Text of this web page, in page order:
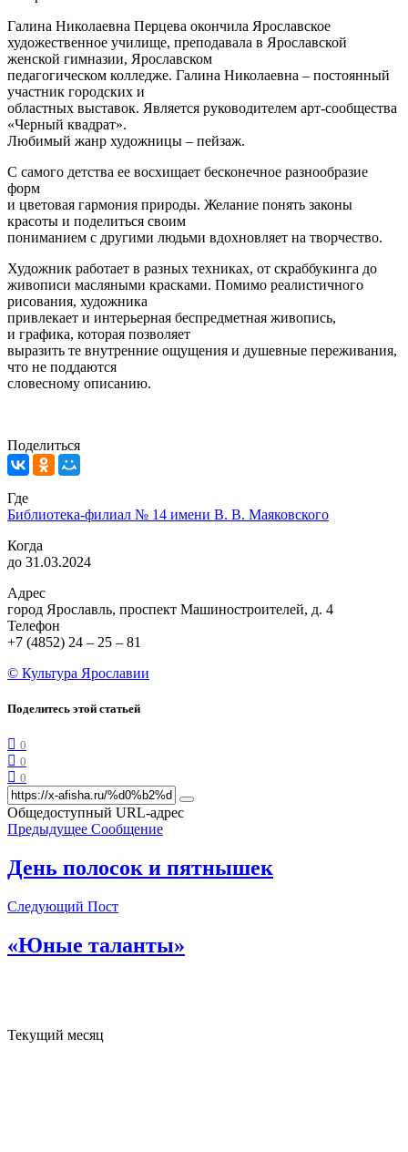
Галина Николаевна Перцева окончила Ярославское
художественное училище, преподавала в Ярославской
женской гимназии, Ярославском
педагогическом колледже. Галина Николаевна – постоянный
участник городских и
областных выставок. Является руководителем арт-сообщества
«Черный квадрат».
Любимый жанр художницы – пейзаж.
С самого детства ее восхищает бесконечное разнообразие
форм
и цветовая гармония природы. Желание понять законы
красоты и поделиться своим
пониманием с другими людьми вдохновляет на творчество.
Художник работает в разных техниках, от скраббукинга до
живописи масляными красками. Помимо реалистичного
рисования, художника
привлекает и интерьерная беспредметная живопись,
и графика, которая позволяет
выразить те внутренние ощущения и душевные переживания,
что не поддаются
словесному описанию.
Поделиться
Где
Библиотека-филиал № 14 имени В. В. Маяковского
Когда
до 31.03.2024
Адрес
город Ярославль, проспект Машиностроителей, д. 4
Телефон
+7 (4852) 24 – 25 – 81
© Культура Ярославии
Поделитесь этой статьей
0
0
0
Общедоступный URL-адрес
Предыдущее Сообщение
День полосок и пятнышек
Следующий Пост
«Юные таланты»
Текущий месяц